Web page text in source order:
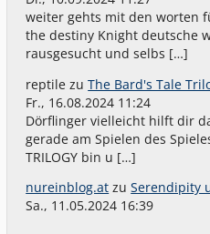
weiter gehts mit den worten
the destiny Knight deutsche
rausgesucht und selbs […]
reptile zuThe Bard's Tale
Fr., 16.08.2024 11:24
Dörflinger vielleicht hilft dir
gerade am Spielen des
TRILOGY bin u […]
nureinblog.at zuSerendipity
Sa., 11.05.2024 16:39